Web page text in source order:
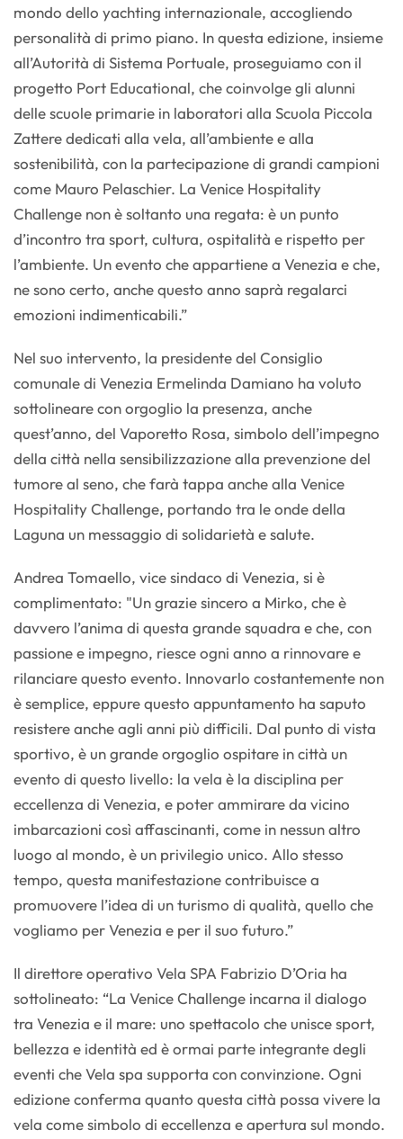
mondo dello yachting internazionale, accogliendo
personalità di primo piano. In questa edizione, insieme
all’Autorità di Sistema Portuale, proseguiamo con il
progetto Port Educational, che coinvolge gli alunni
delle scuole primarie in laboratori alla Scuola Piccola
Zattere dedicati alla vela, all’ambiente e alla
sostenibilità, con la partecipazione di grandi campioni
come Mauro Pelaschier. La Venice Hospitality
Challenge non è soltanto una regata: è un punto
d’incontro tra sport, cultura, ospitalità e rispetto per
l’ambiente. Un evento che appartiene a Venezia e che,
ne sono certo, anche questo anno saprà regalarci
emozioni indimenticabili.”
Nel suo intervento, la presidente del Consiglio
comunale di Venezia Ermelinda Damiano ha voluto
sottolineare con orgoglio la presenza, anche
quest’anno, del Vaporetto Rosa, simbolo dell’impegno
della città nella sensibilizzazione alla prevenzione del
tumore al seno, che farà tappa anche alla Venice
Hospitality Challenge, portando tra le onde della
Laguna un messaggio di solidarietà e salute.
Andrea Tomaello, vice sindaco di Venezia, si è
complimentato: "Un grazie sincero a Mirko, che è
davvero l’anima di questa grande squadra e che, con
passione e impegno, riesce ogni anno a rinnovare e
rilanciare questo evento. Innovarlo costantemente non
è semplice, eppure questo appuntamento ha saputo
resistere anche agli anni più difficili. Dal punto di vista
sportivo, è un grande orgoglio ospitare in città un
evento di questo livello: la vela è la disciplina per
eccellenza di Venezia, e poter ammirare da vicino
imbarcazioni così affascinanti, come in nessun altro
luogo al mondo, è un privilegio unico. Allo stesso
tempo, questa manifestazione contribuisce a
promuovere l’idea di un turismo di qualità, quello che
vogliamo per Venezia e per il suo futuro.”
Il direttore operativo Vela SPA Fabrizio D’Oria ha
sottolineato: “La Venice Challenge incarna il dialogo
tra Venezia e il mare: uno spettacolo che unisce sport,
bellezza e identità ed è ormai parte integrante degli
eventi che Vela spa supporta con convinzione. Ogni
edizione conferma quanto questa città possa vivere la
vela come simbolo di eccellenza e apertura sul mondo.